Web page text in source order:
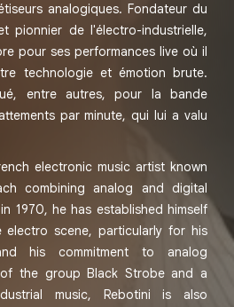
analogiques. Fondateur du
pionnier de l'électro-industrielle,
pour ses performances live où il
technologie et émotion brute.
entre autres, pour la bande
par minute, qui lui a valu
electronic music artist known
combining analog and digital
1970, he has established himself
scene, particularly for his
his commitment to analog
of the group Black Strobe and a
music, Rebotini is also